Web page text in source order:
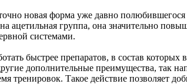
новая форма уже давно
ацетильная группа, она значительно
системами.
быстрее препаратов, в состав
дополнительные преимущества, так
тренировок. Такое действие позволяет